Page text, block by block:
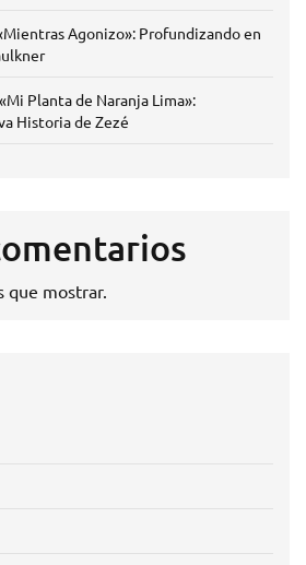
Agonizo»: Profundizando en
Planta de Naranja Lima»:
Historia de Zezé
que mostrar.